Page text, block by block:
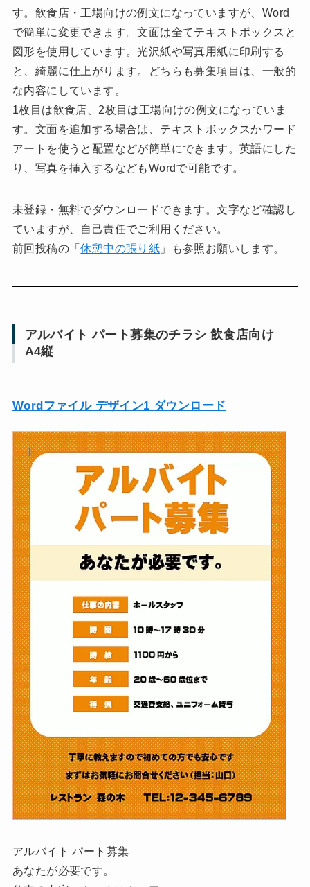
す。飲食店・工場向けの例文になっていますが、Word
で簡単に変更できます。文面は全てテキストボックスと
図形を使用しています。光沢紙や写真用紙に印刷する
と、綺麗に仕上がります。どちらも募集項目は、一般的
な内容にしています。
1枚目は飲食店、2枚目は工場向けの例文になっていま
す。文面を追加する場合は、テキストボックスかワード
アートを使うと配置などが簡単にできます。英語にした
り、写真を挿入するなどもWordで可能です。
未登録・無料でダウンロードできます。文字など確認し
ていますが、自己責任でご利用ください。
前回投稿の「休憩中の張り紙 」も参照お願いします。
アルバイト パート募集のチラシ 飲食店向け
A4縦
Wordファイル デザイン1 ダウンロード
アルバイト パート募集
あなたが必要です。